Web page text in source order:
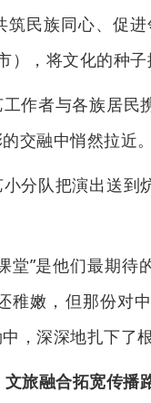
筑民族同心、促
，将文化的种子
作者与各族居民
交融中悄然拉近。
分队把演出送到
堂”是他们最期
稚嫩，但那份对
，深深地扎下了根
旅融合拓宽传播